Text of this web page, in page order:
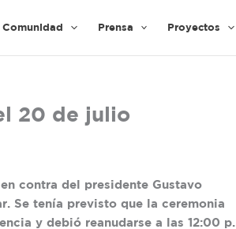
Comunidad Prensa Proyectos
20 de julio
contra del presidente Gustavo
Se tenía previsto que la ceremonia
y debió reanudarse a las 12:00 p.